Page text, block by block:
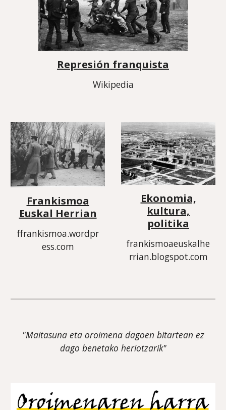
Represión franquista
Wikipedia
Frankismoa
Euskal Herrian
ffrankismoa.wordpr
ess.com
Ekonomia,
kultura,
politika
frankismoaeuskalhe
rrian.blogspot.com
"Maitasuna eta oroimena dagoen bitartean ez
dago benetako heriotzarik"